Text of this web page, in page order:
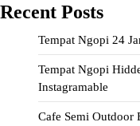
Recent Posts
Tempat Ngopi 24
Tempat Ngopi
Instagramable
Cafe Semi Outdoor